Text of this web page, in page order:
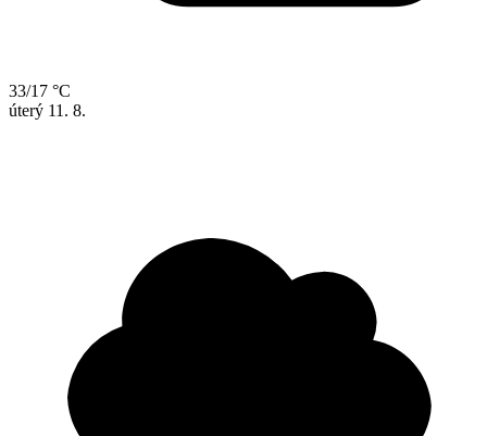
33/17 °C
úterý 11. 8.